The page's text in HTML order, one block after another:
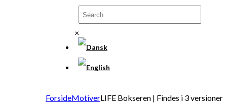
×
ForsideMotiverLIFE Bokseren | Findes i 3 versioner